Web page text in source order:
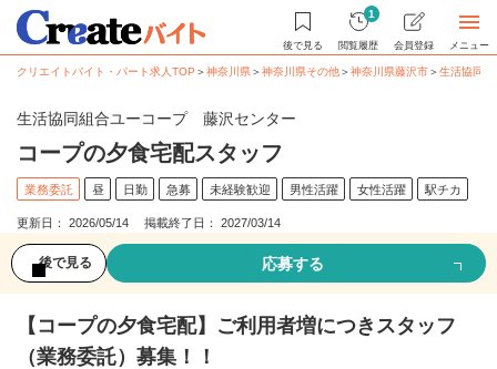
後で見る
1
閲覧履歴 会員登録 メニュー
クリエイトバイト・パート求人TOP ＞神奈川県＞神奈川県その他＞神奈川県藤沢市＞生活協同
生活協同組合ユーコープ 藤沢センター
コープの夕食宅配スタッフ
業務委託 昼 日勤 急募 未経験歓迎 男性活躍 女性活躍 駅チカ
更新日： 2026/05/14 掲載終了日： 2027/03/14
後で見る 応募する
【コープの夕食宅配】ご利用者増につきスタッフ
（業務委託）募集！！